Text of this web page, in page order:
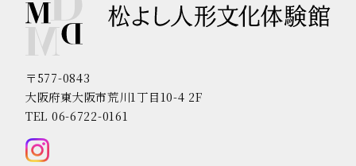
〒577-0843
大阪府東大阪市荒川1丁目10-4 2F
TEL 06-6722-0161